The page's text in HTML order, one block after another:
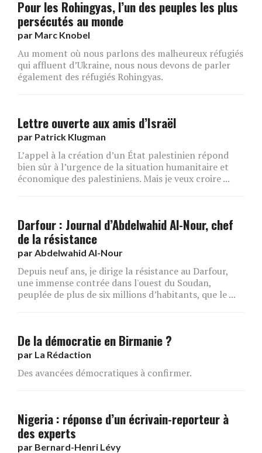
Pour les Rohingyas, l’un des peuples les plus
persécutés au monde
par Marc Knobel
Au moment où nous parlons des malheureux réfugiés
qui affluent d’Ukraine, nous nous devons de parler
également des réfugiés Rohingyas.
Lettre ouverte aux amis d’Israël
par Patrick Klugman
L’appel à la création d’un État palestinien répond
bien sûr à l’urgence de la situation humanitaire et
économique des palestiniens. Mais je veux croire ...
Darfour : Journal d’Abdelwahid Al-Nour, chef
de la résistance
par Abdelwahid Al-Nour
Depuis neuf ans, je dirige la résistance au Darfour,
une immense contrée dans l'ouest du Soudan,
peuplée de plus de six millions d’habitants, que le ...
De la démocratie en Birmanie ?
par La Rédaction
Des avancées démocratiques à confirmer.
Nigeria : réponse d’un écrivain-reporteur à
des experts
par Bernard-Henri Lévy